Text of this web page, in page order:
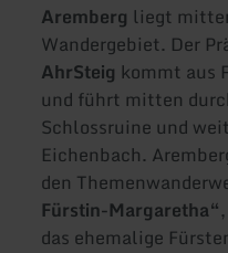
Aremberg liegt
Wandergebiet. Der
AhrSteig kommt aus
und führt mitten
Schlossruine und
Eichenbach.
den
Fürstin-Margaretha“
das ehemalige